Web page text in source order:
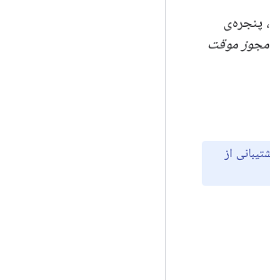
پنجره‌ی
مجوز موقت
از